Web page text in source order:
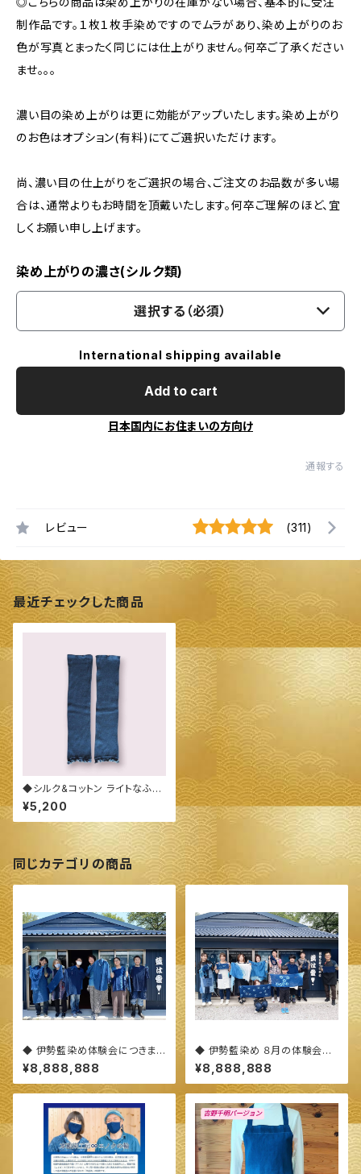
制作品です。１枚１枚手染めですのでムラがあり、染め上がりのお
色が写真とまったく同じには仕上がりません。何卒ご了承ください
ませ。。。
濃い目の染め上がりは更に効能がアップいたします。染め上がり
のお色はオプション(有料)にてご選択いただけます。
尚、濃い目の仕上がりをご選択の場合、ご注文のお品数が多い場
合は、通常よりもお時間を頂戴いたします。何卒ご理解のほど、宜
しくお願い申し上げます。
染め上がりの濃さ(シルク類)
選択する（必須）
International shipping available
Add to cart
日本国内にお住まいの方向け
通報する
レビュー (311)
最近チェックした商品
◆シルク&コットン ライトなふん
わりアーム&レッグカバー◆ 〜1
00%オーガニックすくも使用 醗
酵建て伊勢藍染～
¥5,200
同じカテゴリの商品
◆ 伊勢藍染め体験会につきまし
て(概要)◆
¥8,888,888
◆ 伊勢藍染め ８月の体験会に
つきまして ◆
¥8,888,888